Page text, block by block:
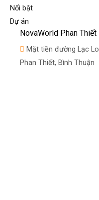
Nổi bật
Dự án
NovaWorld Phan Thiết
Mặt tiền đường Lạc
Phan Thiết, Bình Thuận